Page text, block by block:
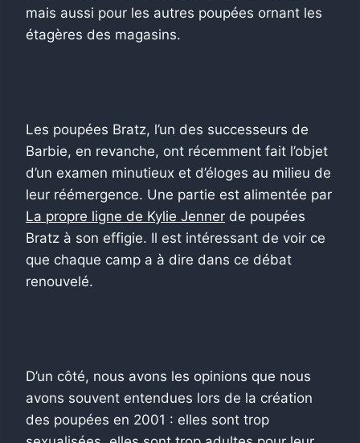
mais aussi pour les autres poupées ornant les
étagères des magasins.
Les poupées Bratz, l’un des successeurs de
Barbie, en revanche, ont récemment fait l’objet
d’un examen minutieux et d’éloges au milieu de
leur réémergence. Une partie est alimentée par
La propre ligne de Kylie Jenner de poupées
Bratz à son effigie. Il est intéressant de voir ce
que chaque camp a à dire dans ce débat
renouvelé.
D’un côté, nous avons les opinions que nous
avons souvent entendues lors de la création
des poupées en 2001 : elles sont trop